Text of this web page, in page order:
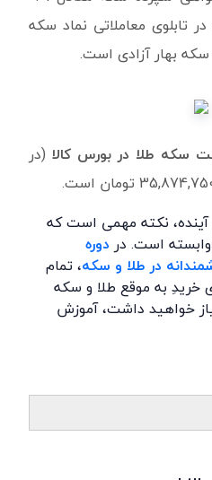
تابلوی معاملاتی نماد سکه
بهار آزادی است.
سکه طلا در بورس کالا (در
نکته مهمی است که
است. در دوره
در طلا و سکه، تمام
خریدِ به موقع طلا و سکه
خواهید داشت، آموزش